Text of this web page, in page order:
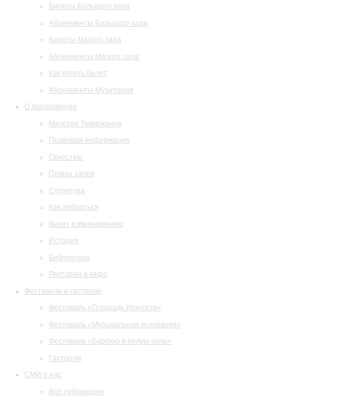
Билеты Большого зала
Абонементы Большого зала
Билеты Малого зала
Абонементы Малого зала
Как купить билет
Абонементы Музитория
О филармонии
Маэстро Темирканов
Правовая информация
Оркестры
Планы залов
Структура
Как добраться
Визит в филармонию
История
Библиотека
Ресторан и кафе
Фестивали и гастроли
Фестиваль «Площадь Искусств»
Фестиваль «Музыкальная коллекция»
Фестиваль «Барокко в белую ночь»
Гастроли
СМИ о нас
Все публикации